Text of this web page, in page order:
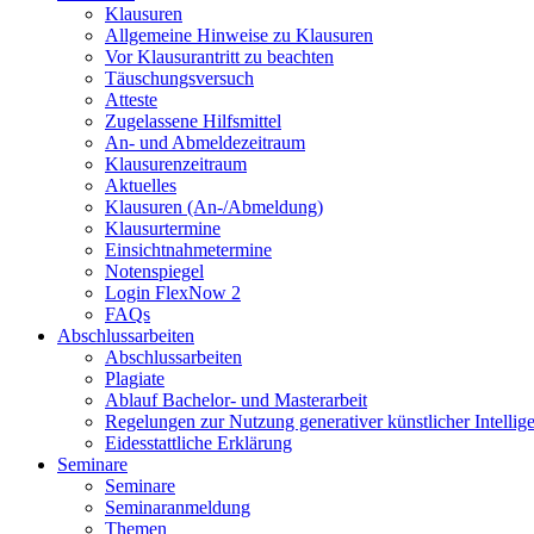
Klausuren
Allgemeine Hinweise zu Klausuren
Vor Klausurantritt zu beachten
Täuschungsversuch
Atteste
Zugelassene Hilfsmittel
An- und Abmeldezeitraum
Klausurenzeitraum
Aktuelles
Klausuren (An-/Abmeldung)
Klausurtermine
Einsichtnahmetermine
Notenspiegel
Login FlexNow 2
FAQs
Abschlussarbeiten
Abschlussarbeiten
Plagiate
Ablauf Bachelor- und Masterarbeit
Regelungen zur Nutzung generativer künstlicher
Eidesstattliche Erklärung
Seminare
Seminare
Seminaranmeldung
Themen